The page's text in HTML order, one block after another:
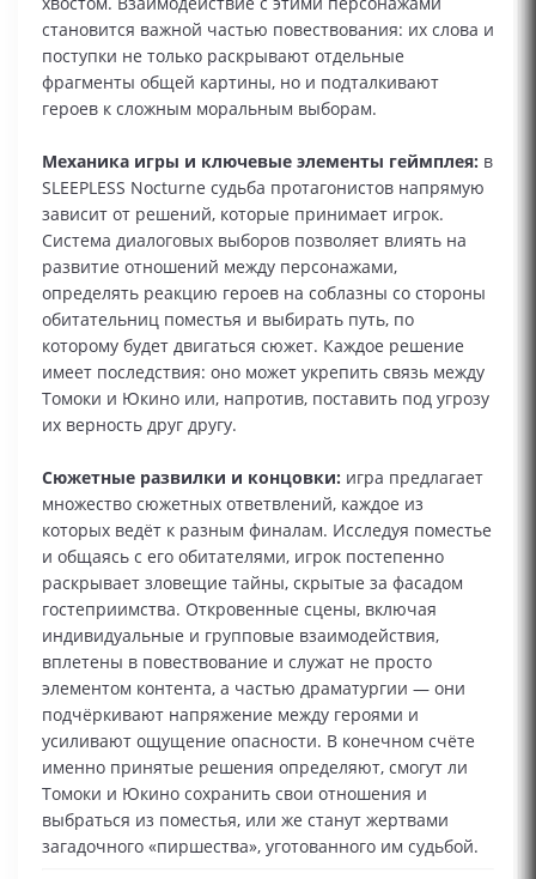
становится важной частью повествования: их слова и
поступки не только раскрывают отдельные
фрагменты общей картины, но и подталкивают
героев к сложным моральным выборам.
Механика игры и ключевые элементы геймплея: в
SLEEPLESS Nocturne судьба протагонистов напрямую
зависит от решений, которые принимает игрок.
Система диалоговых выборов позволяет влиять на
развитие отношений между персонажами,
определять реакцию героев на соблазны со стороны
обитательниц поместья и выбирать путь, по
которому будет двигаться сюжет. Каждое решение
имеет последствия: оно может укрепить связь между
Томоки и Юкино или, напротив, поставить под угрозу
их верность друг другу.
Сюжетные развилки и концовки: игра предлагает
множество сюжетных ответвлений, каждое из
которых ведёт к разным финалам. Исследуя поместье
и общаясь с его обитателями, игрок постепенно
раскрывает зловещие тайны, скрытые за фасадом
гостеприимства. Откровенные сцены, включая
индивидуальные и групповые взаимодействия,
вплетены в повествование и служат не просто
элементом контента, а частью драматургии — они
подчёркивают напряжение между героями и
усиливают ощущение опасности. В конечном счёте
именно принятые решения определяют, смогут ли
Томоки и Юкино сохранить свои отношения и
выбраться из поместья, или же станут жертвами
загадочного «пиршества», уготованного им судьбой.